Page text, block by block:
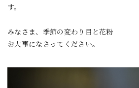
す。
みなさま、季節の変わり目と花粉
お大事になさってください。